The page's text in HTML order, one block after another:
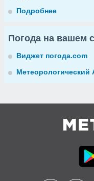
Подробнее
Погода на вашем
Виджет погода.com
Метеорологический